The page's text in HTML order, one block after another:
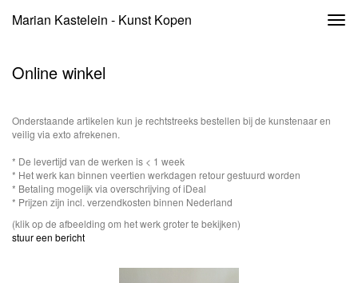
Marian Kastelein - Kunst Kopen
Online winkel
Onderstaande artikelen kun je rechtstreeks bestellen bij de kunstenaar en
veilig via exto afrekenen.
* De levertijd van de werken is < 1 week
* Het werk kan binnen veertien werkdagen retour gestuurd worden
* Betaling mogelijk via overschrijving of iDeal
* Prijzen zijn incl. verzendkosten binnen Nederland
(klik op de afbeelding om het werk groter te bekijken)
stuur een bericht